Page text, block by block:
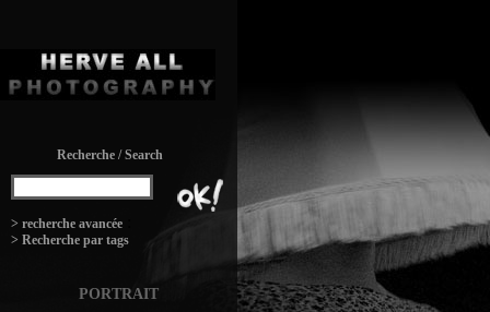
Recherche / Search
> recherche avancée
> Recherche par tags
PORTRAIT